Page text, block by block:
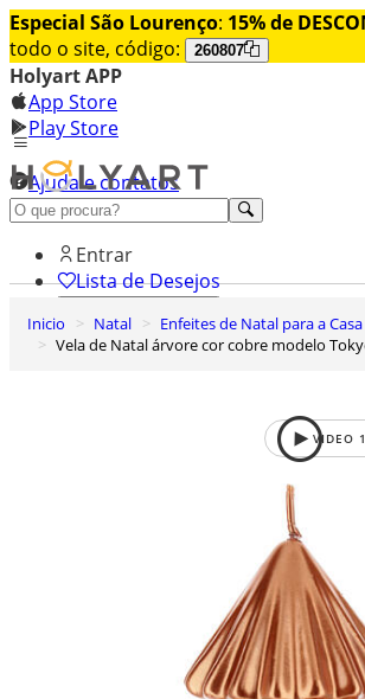
Especial São Lourenço: 15% de
todo o site, código:
260807
Holyart APP
App Store
Play Store
Ajuda e contatos
Conheça premium
Entrar
Lista de Desejos
Carrinho de Compras
Inicio Natal Enfeites de Natal para a Casa
Vela de Natal árvore cor cobre modelo
VIDEO 1